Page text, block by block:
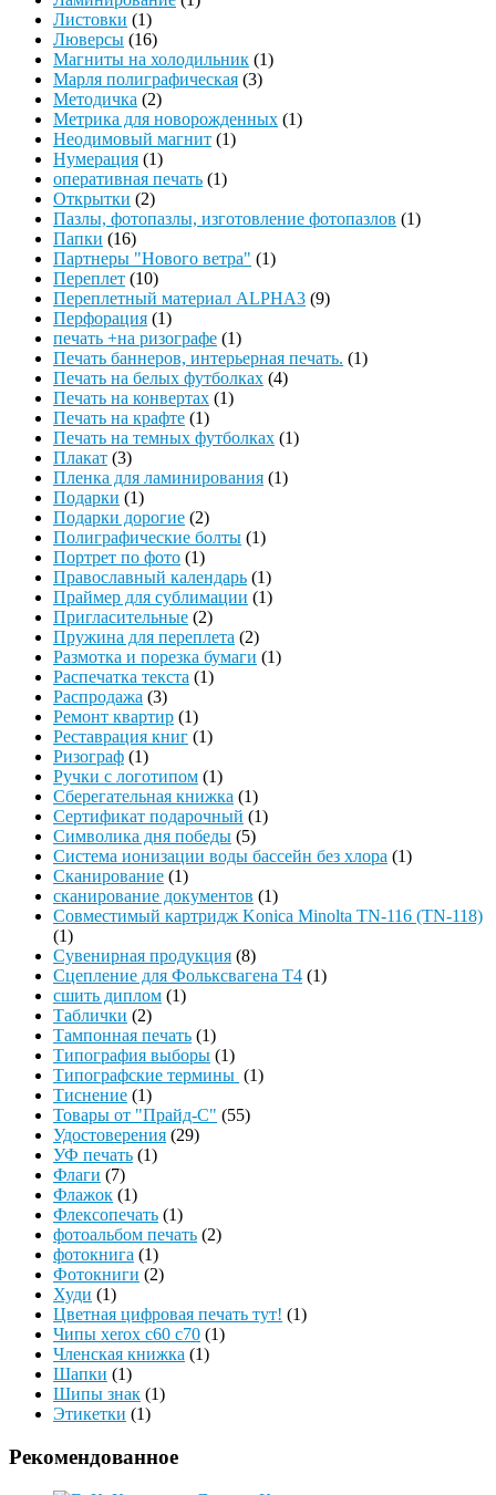
Листовки (1)
Люверсы (16)
Магниты на холодильник (1)
Марля полиграфическая (3)
Методичка (2)
Метрика для новорожденных (1)
Неодимовый магнит (1)
Нумерация (1)
оперативная печать (1)
Открытки (2)
Пазлы, фотопазлы, изготовление фотопазлов (1)
Папки (16)
Партнеры "Нового ветра" (1)
Переплет (10)
Переплетный материал ALPHA3 (9)
Перфорация (1)
печать +на ризографе (1)
Печать баннеров, интерьерная печать. (1)
Печать на белых футболках (4)
Печать на конвертах (1)
Печать на крафте (1)
Печать на темных футболках (1)
Плакат (3)
Пленка для ламинирования (1)
Подарки (1)
Подарки дорогие (2)
Полиграфические болты (1)
Портрет по фото (1)
Православный календарь (1)
Праймер для сублимации (1)
Пригласительные (2)
Пружина для переплета (2)
Размотка и порезка бумаги (1)
Распечатка текста (1)
Распродажа (3)
Ремонт квартир (1)
Реставрация книг (1)
Ризограф (1)
Ручки с логотипом (1)
Сберегательная книжка (1)
Сертификат подарочный (1)
Символика дня победы (5)
Система ионизации воды бассейн без хлора (1)
Сканирование (1)
сканирование документов (1)
Совместимый картридж Konica Minolta TN-116 (TN-118)
(1)
Сувенирная продукция (8)
Сцепление для Фольксвагена Т4 (1)
сшить диплом (1)
Таблички (2)
Тампонная печать (1)
Типография выборы (1)
Типографские термины (1)
Тиснение (1)
Товары от "Прайд-С" (55)
Удостоверения (29)
УФ печать (1)
Флаги (7)
Флажок (1)
Флексопечать (1)
фотоальбом печать (2)
фотокнига (1)
Фотокниги (2)
Худи (1)
Цветная цифровая печать тут! (1)
Чипы xerox c60 c70 (1)
Членская книжка (1)
Шапки (1)
Шипы знак (1)
Этикетки (1)
Рекомендованное